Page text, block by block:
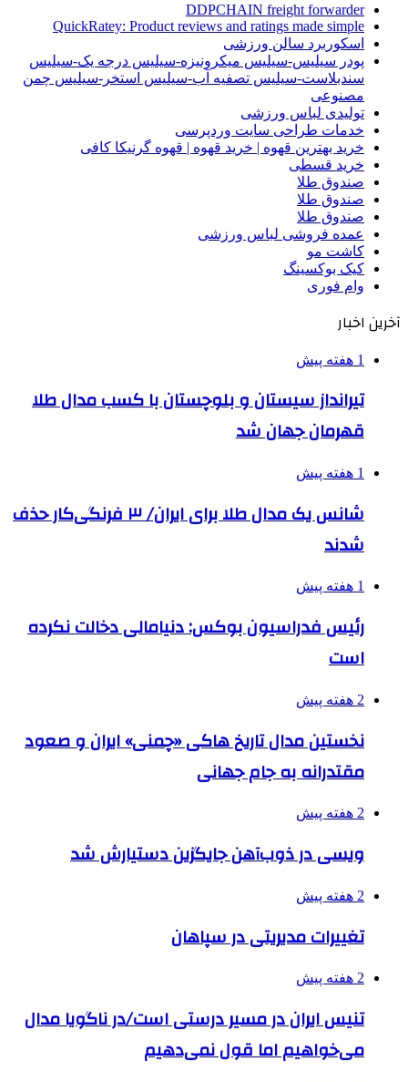
DDPCHAIN freight forwarder
QuickRatey: Product reviews and ratings made simple
اسکوربرد سالن ورزشی
پودر سیلیس-سیلیس میکرونیزه-سیلیس درجه یک-سیلیس
سندبلاست-سیلیس تصفیه آب-سیلیس استخر-سیلیس چمن
مصنوعی
تولیدی لباس ورزشی
خدمات طراحی سایت وردپرسی
خرید بهترین قهوه | خرید قهوه | قهوه گرنیکا کافی
خرید قسطی
صندوق طلا
صندوق طلا
صندوق طلا
عمده فروشی لباس ورزشی
کاشت مو
کیک بوکسینگ
وام فوری
آخرین اخبار
1 هفته پیش
تیرانداز سیستان و بلوچستان با کسب مدال طلا
قهرمان جهان شد
1 هفته پیش
شانس یک مدال طلا برای ایران/ ۳ فرنگی‌کار حذف
شدند
1 هفته پیش
رئیس فدراسیون بوکس: دنیامالی دخالت نکرده
است
2 هفته پیش
نخستین مدال تاریخ هاکی «چمنی» ایران و صعود
مقتدرانه به جام جهانی
2 هفته پیش
ویسی در ذوب‌آهن جایگزین دستیارش شد
2 هفته پیش
تغییرات مدیریتی در سپاهان
2 هفته پیش
تنیس ایران در مسیر درستی است/در ناگویا مدال
می‌خواهیم اما قول نمی‌دهیم